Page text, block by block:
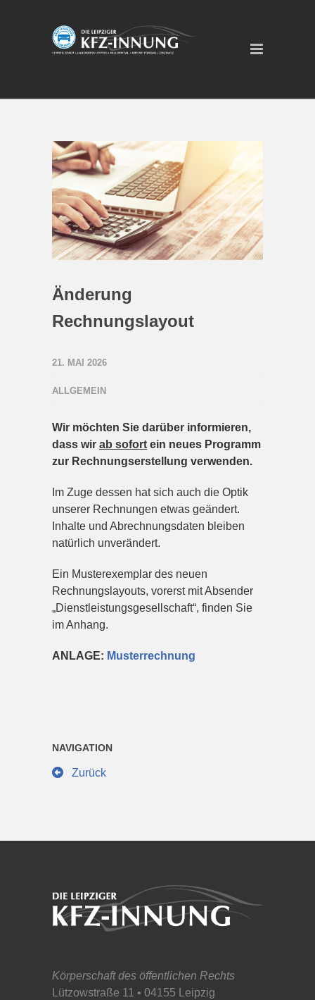
Änderung
Rechnungslayout
21. MAI 2026
ALLGEMEIN
Wir möchten Sie darüber informieren,
dass wir ab sofort ein neues Programm
zur Rechnungserstellung verwenden.
Im Zuge dessen hat sich auch die Optik
unserer Rechnungen etwas geändert.
Inhalte und Abrechnungsdaten bleiben
natürlich unverändert.
Ein Musterexemplar des neuen
Rechnungslayouts, vorerst mit Absender
„Dienstleistungsgesellschaft“, finden Sie
im Anhang.
ANLAGE: Musterrechnung
NAVIGATION
Zurück
Körperschaft des öffentlichen Rechts
Lützowstraße 11 • 04155 Leipzig